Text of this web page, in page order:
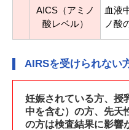
AICS（アミノ
酸レベル）
血液
ノ酸
AIRSを受けられない
妊娠されている方、授
中を含む）の方、先天
の方は検査結果に影響